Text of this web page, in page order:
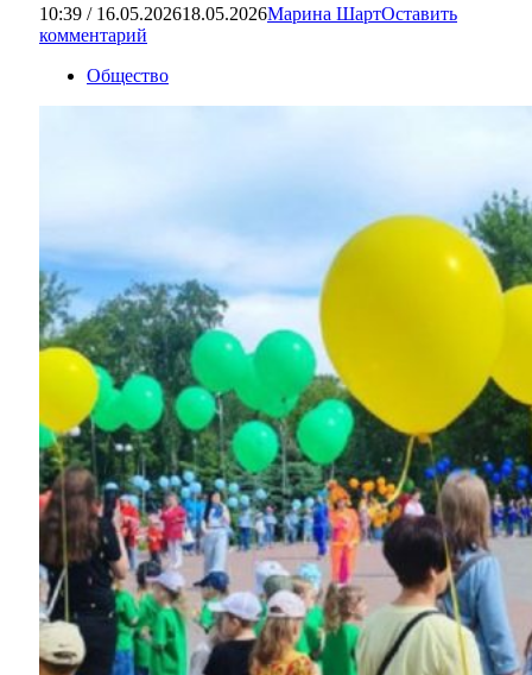
10:39 / 16.05.202618.05.2026Марина ШартОставить
комментарий
Общество